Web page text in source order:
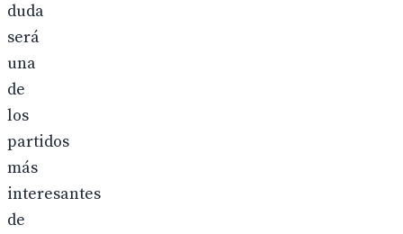
duda
será
una
de
los
partidos
más
interesantes
de